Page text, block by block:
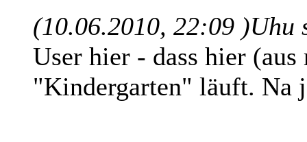
(10.06.2010, 22:09 )Uhu
User hier - dass hier
"Kindergarten" läuft. Na